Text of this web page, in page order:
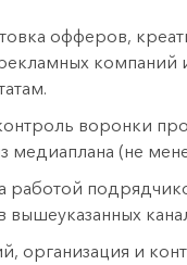
офферов,
компаний
воронки
медиаплана (не
работой
организация и